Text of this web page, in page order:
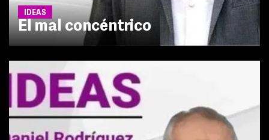
IDEAS
El mal concéntrico